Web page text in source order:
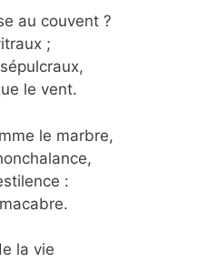
au couvent ?
;
le vent.
le marbre,
:
la vie